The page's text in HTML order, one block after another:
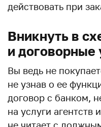
действовать при
Вникнуть в
и договорные
Вы ведь не
не узнав о ее
договор с банком,
на услуги агентств